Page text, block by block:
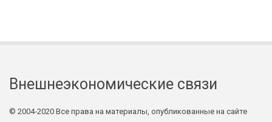
Внешнеэкономические связи
© 2004-2020 Все права на материалы, опубликованные на сайте